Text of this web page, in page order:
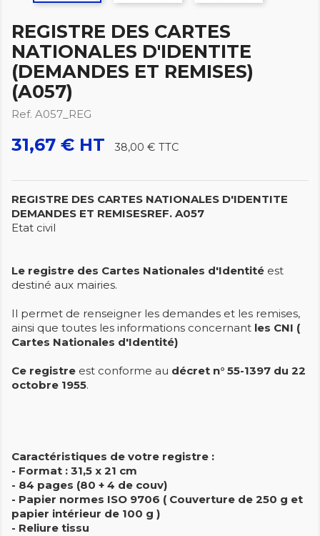
REGISTRE DES CARTES
NATIONALES D'IDENTITE
(DEMANDES ET REMISES)
(A057)
Ref. A057_REG
31,67 € HT 38,00 € TTC
REGISTRE DES CARTES NATIONALES D'IDENTITE
DEMANDES ET REMISESREF. A057
Etat civil
Le registre des Cartes Nationales d'Identité est
destiné aux mairies.
Il permet de renseigner les demandes et les remises,
ainsi que toutes les informations concernant les CNI (
Cartes Nationales d'Identité)
Ce registre est conforme au décret n° 55-1397 du 22
octobre 1955.
Caractéristiques de votre registre :
- Format : 31,5 x 21 cm
- 84 pages (80 + 4 de couv)
- Papier normes ISO 9706 ( Couverture de 250 g et
papier intérieur de 100 g )
- Reliure tissu